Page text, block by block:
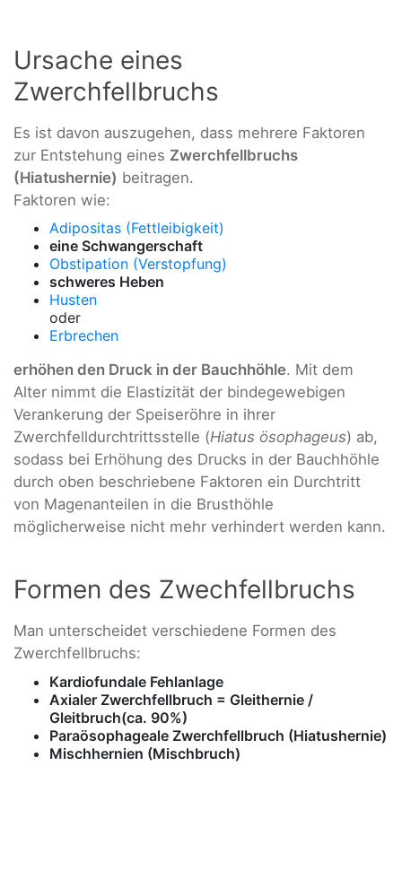
Ursache eines
Zwerchfellbruchs
Es ist davon auszugehen, dass mehrere Faktoren
zur Entstehung eines Zwerchfellbruchs
(Hiatushernie) beitragen.
Faktoren wie:
Adipositas (Fettleibigkeit)
eine Schwangerschaft
Obstipation (Verstopfung)
schweres Heben
Husten
oder
Erbrechen
erhöhen den Druck in der Bauchhöhle. Mit dem
Alter nimmt die Elastizität der bindegewebigen
Verankerung der Speiseröhre in ihrer
Zwerchfelldurchtrittsstelle (Hiatus ösophageus) ab,
sodass bei Erhöhung des Drucks in der Bauchhöhle
durch oben beschriebene Faktoren ein Durchtritt
von Magenanteilen in die Brusthöhle
möglicherweise nicht mehr verhindert werden kann.
Formen des Zwechfellbruchs
Man unterscheidet verschiedene Formen des
Zwerchfellbruchs:
Kardiofundale Fehlanlage
Axialer Zwerchfellbruch = Gleithernie /
Gleitbruch(ca. 90%)
Paraösophageale Zwerchfellbruch (Hiatushernie)
Mischhernien (Mischbruch)